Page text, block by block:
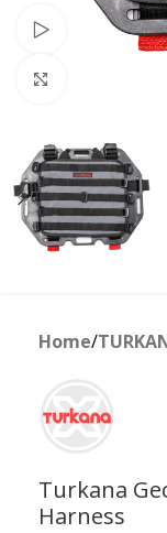
Guarda il
Home/
Turkana
Harness